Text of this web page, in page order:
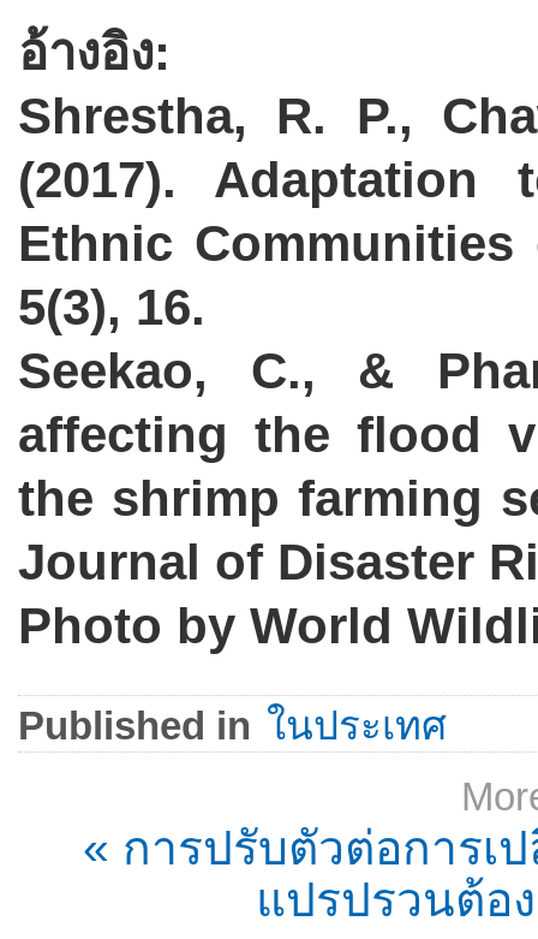
อ้างอิง:
Shrestha, R. P.,
(2017).
Ethnic
5(3), 16.
Seekao, C., &
affecting the flood
the shrimp farming
Journal of Disaster
Photo by World
Published in ในประเทศ
« การปรับตัวต่อการ
แปรปรวนต้อ